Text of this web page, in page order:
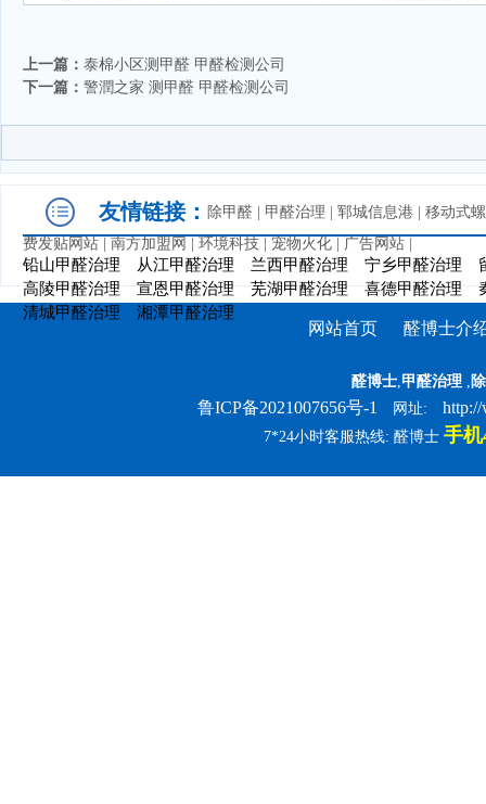
上一篇： 泰棉小区测甲醛 甲醛检测公司
下一篇： 警潤之家 测甲醛 甲醛检测公司
友情链接： 除甲醛 甲醛治理 郓城信息港
移动式
费发贴网站
南方加盟网 环境科技 宠物火化 广告网站
铅山甲醛治理 从江甲醛治理 兰西甲醛治理 宁乡甲醛治理
高陵甲醛治理
宣恩甲醛治理 芜湖甲醛治理 喜德甲醛治理
清城甲醛治理
湘潭甲醛治理
网站首页 醛博士介
醛博士,甲醛治理 ,
鲁ICP备2021007656号-1 网址: http://
7*24小时客服热线: 醛博士手机